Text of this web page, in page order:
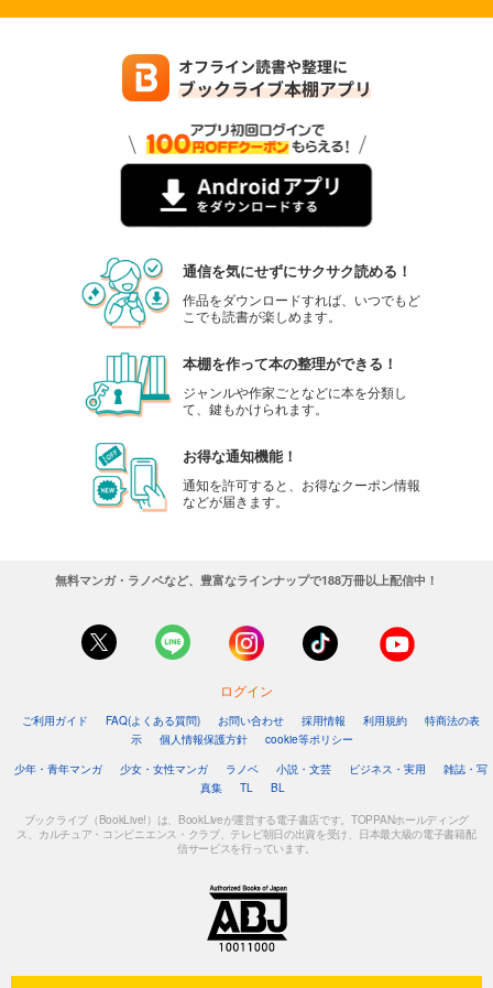
通信を気にせずにサクサク読める！
作品をダウンロードすれば、いつでもど
こでも読書が楽しめます。
本棚を作って本の整理ができる！
ジャンルや作家ごとなどに本を分類し
て、鍵もかけられます。
お得な通知機能！
通知を許可すると、お得なクーポン情報
などが届きます。
無料マンガ・ラノベなど、豊富なラインナップで188万冊以上配信中！
ログイン
ご利用ガイド FAQ(よくある質問) お問い合わせ 採用情報 利用規約
特商法の表
示
個人情報保護方針
cookie等ポリシー
少年・青年マンガ
少女・女性マンガ ラノベ 小説・文芸 ビジネス・実用
雑誌・写
真集
TL BL
ブックライブ（BookLive!）は、BookLiveが運営する電子書店です。TOPPANホールディング
ス、カルチュア・コンビニエンス・クラブ、テレビ朝日の出資を受け、日本最大級の電子書籍配
信サービスを行っています。